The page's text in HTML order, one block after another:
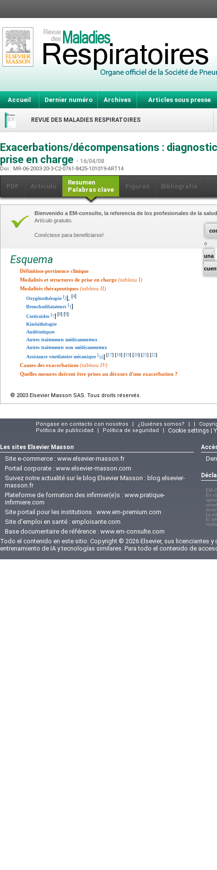
Accueil Dernier numéro Archives Articles sous presse
REVUE DES MALADIES RESPIRATOIRES
Exacerbations/décompensations :
prise en charge - 16/04/08
Doi : MR-06-2003-20-3-C2-0761-8425-101019-ART14
PDF Artículo
Resumen
Palabras clave
Figuras Bibliografía
una
Bienvenido a EM-consulte, la referencia de los profesionales de la
Artículo gratuito.
Conéctese para beneficiarse!
Esquema
Définition-pertinence clinique
Modalités et structures de prise en charge (tableau I)
Modalités thérapeutiques (tableau II)
Oxygénothérapie [3], [4]
Bronchodilatateurs [1]
Corticoïdes [7] [8] [9]
Kinésithérapie
Antibiotiques
Autres traitements médicamenteux
Autres traitements non médicamenteux
Assistance ventilatoire mécanique [16] [17] [18] [19] [20] [21 ] [22]
Causes des exacerbations (tableau IV)
Quelles mesures doivent être prises au décours d'une exacerbation ?
© 2003 Elsevier Masson SAS. Tous droits réservés.
Póngase en contacto con nosotros ¿Quiénes somos?
Política de publicidad
Política de seguridad Cookie settings |
Les sites Elsevier Masson
Site e-commerce : www.elsevier-masson.fr
Portail corporate : www.elsevier-masson.com
Suivez notre actualité sur le blog Elsevier Masson : blog.elsevier-
masson.fr
Plateforme de formation des infirmier(e)s : www.pratique-
infirmiere.com
Site portail pour les institutions : www.em-premium.com
Site d'emploi en santé : emploisante.com
Base documentaire de référence : www.em-consulte.com
EM-
En
La
El
Todo el contenido en este sitio: Copyright © 2026 Elsevier, sus licenciantes
entrenamiento de IA y tecnologías similares. Para todo el contenido de